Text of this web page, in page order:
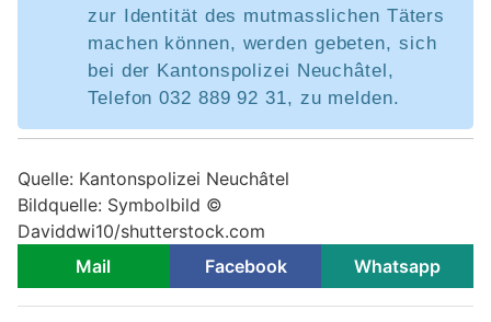
zur Identität des mutmasslichen Täters
machen können, werden gebeten, sich
bei der Kantonspolizei Neuchâtel,
Telefon 032 889 92 31, zu melden.
Quelle: Kantonspolizei Neuchâtel
Bildquelle: Symbolbild ©
Daviddwi10/shutterstock.com
Mail
Facebook Whatsapp